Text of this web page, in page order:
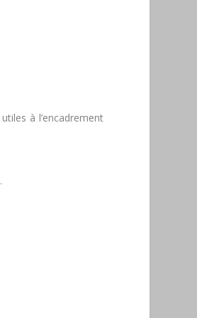
à l’encadrement
.